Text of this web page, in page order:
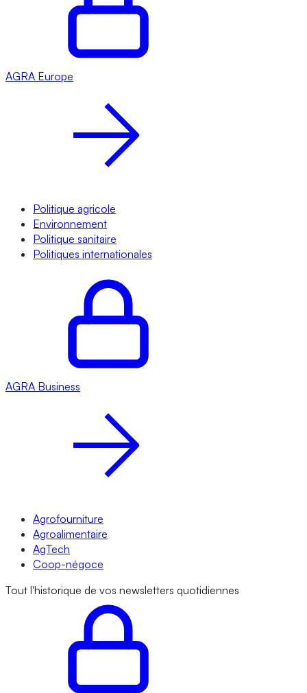
AGRA Europe
Politique agricole
Environnement
Politique sanitaire
Politiques internationales
AGRA Business
Agrofourniture
Agroalimentaire
AgTech
Coop-négoce
Tout l'historique de vos newsletters quotidiennes